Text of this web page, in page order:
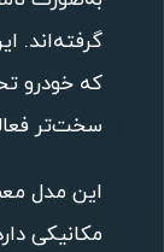
گرفته‌اند.
که خودرو
سخت‌تر
این مدل
مکانیکی